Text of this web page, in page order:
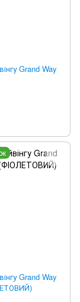
Grand Way
Grand Way